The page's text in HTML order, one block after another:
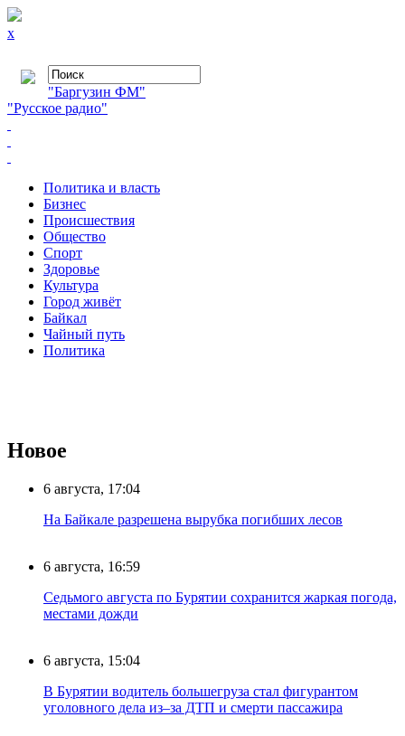
x
"Баргузин ФМ"
"Русское радио"
Политика и власть
Бизнес
Происшествия
Общество
Cпорт
Здоровье
Культура
Город живёт
Байкал
Чайный путь
Политика
Новое
6 августа, 17:04
На Байкале разрешена вырубка погибших лесов
6 августа, 16:59
Седьмого августа по Бурятии сохранится жаркая погода,
местами дожди
6 августа, 15:04
В Бурятии водитель большегруза стал фигурантом
уголовного дела из–за ДТП и смерти пассажира